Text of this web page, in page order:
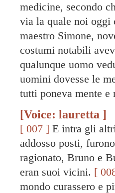
medicine, secondo
via la quale noi oggi
maestro Simone,
costumi notabili
qualunque uomo
uomini dovesse le
tutti poneva mente e
[Voice: lauretta ]
[ 007 ] E intra gli
addosso posti,
ragionato, Bruno e
eran suoi vicini. [
mondo curassero e